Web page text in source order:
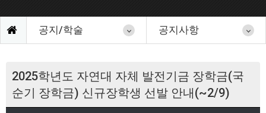
공지/학술 공지사항
2025학년도 자연대 자체 발전기금 장학금(국
순기 장학금) 신규장학생 선발 안내(~2/9)